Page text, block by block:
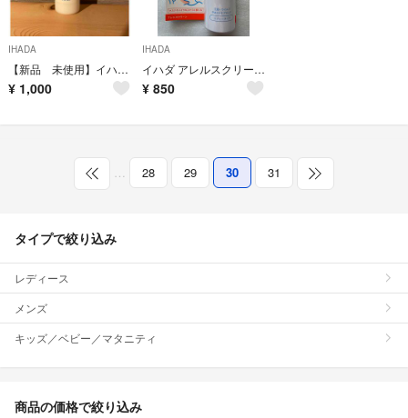
IHADA
【新品 未使用】イハダ 薬用エマルジョン 敏感肌用乳液
¥ 1,000
IHADA
イハダ アレルスクリーン EX 100g
¥ 850
28 29 30 31
タイプで絞り込み
レディース
メンズ
キッズ／ベビー／マタニティ
商品の価格で絞り込み